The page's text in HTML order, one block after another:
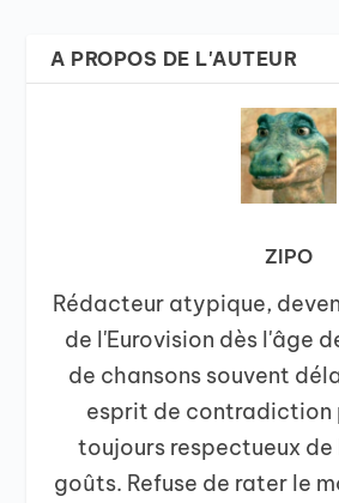
A PROPOS DE L'AUTEUR
ZIPO
Rédacteur atypique,
de l'Eurovision dès l'âge
de chansons souvent
esprit de contradiction
toujours respectueux
goûts. Refuse de rater le